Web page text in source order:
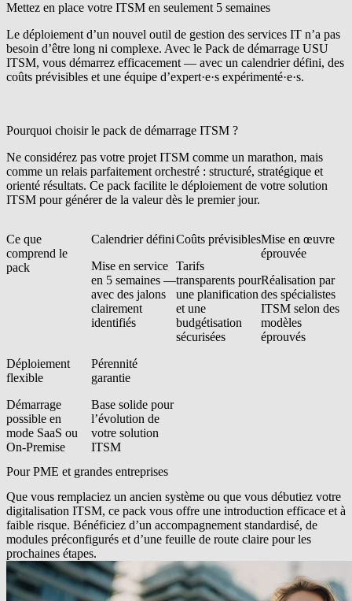
Mettez en place votre ITSM en seulement 5 semaines
Le déploiement d’un nouvel outil de gestion des services IT n’a pas
besoin d’être long ni complexe. Avec le Pack de démarrage USU
ITSM, vous démarrez efficacement — avec un calendrier défini, des
coûts prévisibles et une équipe d’expert·e·s expérimenté·e·s.
Pourquoi choisir le pack de démarrage ITSM ?
Ne considérez pas votre projet ITSM comme un marathon, mais
comme un relais parfaitement orchestré : structuré, stratégique et
orienté résultats. Ce pack facilite le déploiement de votre solution
ITSM pour générer de la valeur dès le premier jour.
Ce que
comprend le
pack
Calendrier défini
Mise en service
en 5 semaines —
avec des jalons
clairement
identifiés
Coûts prévisibles
Tarifs
transparents pour
une planification
et une
budgétisation
sécurisées
Mise en œuvre
éprouvée
Réalisation par
des spécialistes
ITSM selon des
modèles
éprouvés
Déploiement
flexible
Démarrage
possible en
mode SaaS ou
On-Premise
Pérennité
garantie
Base solide pour
l’évolution de
votre solution
ITSM
Pour PME et grandes entreprises
Que vous remplaciez un ancien système ou que vous débutiez votre
digitalisation ITSM, ce pack vous offre une introduction efficace et à
faible risque. Bénéficiez d’un accompagnement standardisé, de
modules préconfigurés et d’une feuille de route claire pour les
prochaines étapes.